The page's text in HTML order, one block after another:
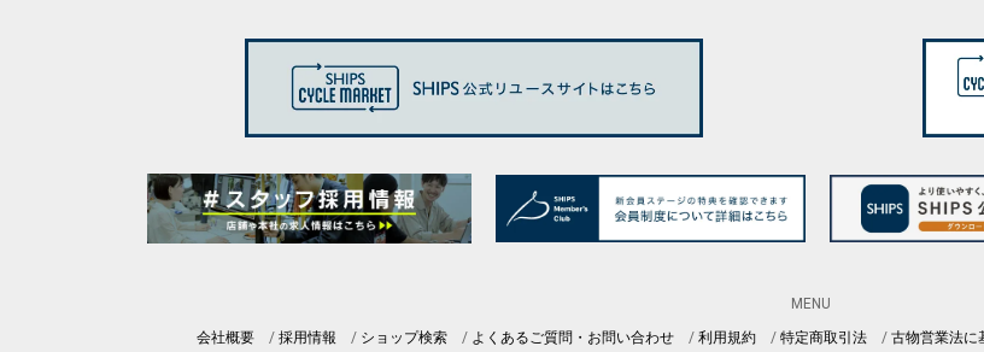
MENU
会社概要
採用情報 ショップ検索 よくあるご質問・お問い合わせ 利用規約 特定商取引法 古物営業法に